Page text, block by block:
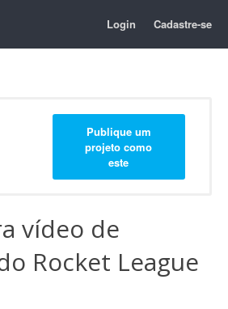
Login Cadastre-se
Publique um
projeto como
este
vídeo de
Rocket League